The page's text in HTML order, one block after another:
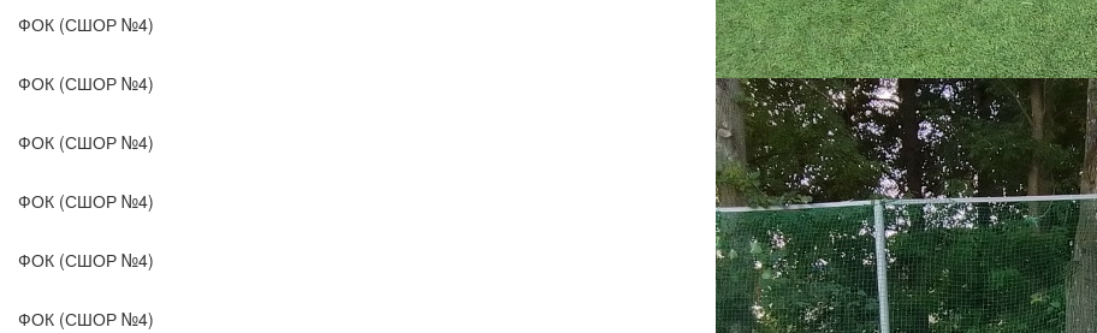
ФОК (СШОР №4)
ФОК (СШОР №4)
ФОК (СШОР №4)
ФОК (СШОР №4)
ФОК (СШОР №4)
ФОК (СШОР №4)